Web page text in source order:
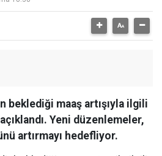
beklediği maaş artışıyla ilgili
Yeni düzenlemeler,
artırmayı hedefliyor.